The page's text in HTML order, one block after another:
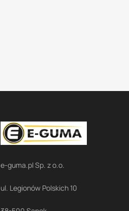
e-guma.pl Sp. z o.o.
ul. Legionów Polskich 10